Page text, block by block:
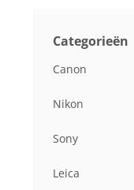
Categorieën
Canon
Nikon
Sony
Leica